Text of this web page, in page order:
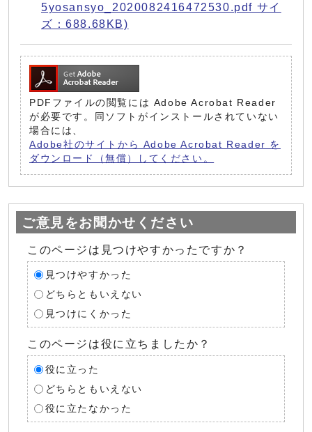
5yosansyo_2020082416472530.pdf サイ
ズ：688.68KB)
PDFファイルの閲覧には Adobe Acrobat Reader
が必要です。同ソフトがインストールされていない
場合には、
Adobe社のサイトから Adobe Acrobat Reader を
ダウンロード（無償）してください。
ご意見をお聞かせください
このページは見つけやすかったですか？
見つけやすかった
どちらともいえない
見つけにくかった
このページは役に立ちましたか？
役に立った
どちらともいえない
役に立たなかった